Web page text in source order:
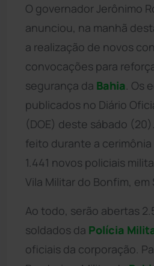
O governador Jerônimo
anunciou, na manhã
a realização de novos
convocações para
segurança da Bahia . Os
publicados no Diário
(DOE) deste sábado
feito durante a
1.441 novos policiais
Vila Militar do Bonfim, em
Ao todo, serão abertas
soldados da Polícia
oficiais da corporação.